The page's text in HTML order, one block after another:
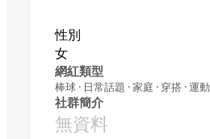
性別
女
網紅類型
棒球 · 日常話題 · 家庭 · 穿搭 · 運動
社群簡介
無資料